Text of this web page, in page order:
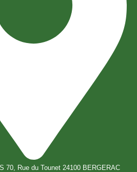
70, Rue du Tounet 24100 BERGERAC